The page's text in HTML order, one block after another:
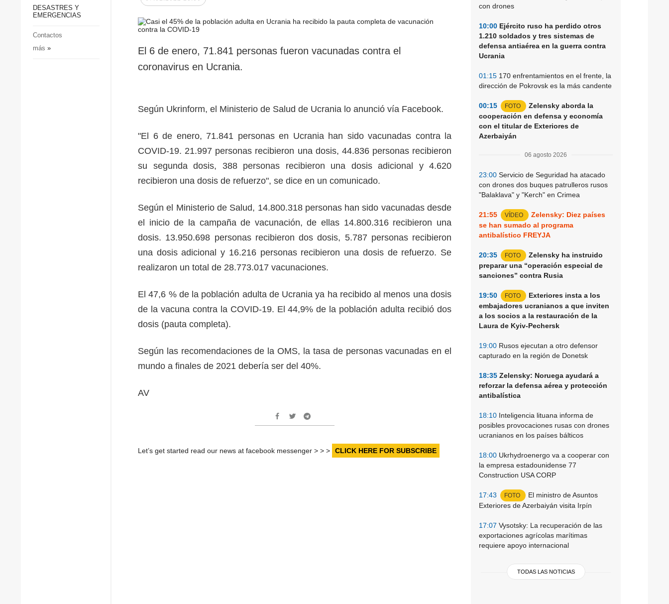
Sociedad y Cultura
Desastres y emergencias
DESASTRES Y
EMERGENCIAS
Contactos
más »
con drones
10:00 Ejército ruso ha perdido otros
1.210 soldados y tres sistemas de
defensa antiaérea en la guerra contra
Ucrania
01:15 170 enfrentamientos en el frente, la
dirección de Pokrovsk es la más candente
00:15 FOTO
Zelensky aborda la
cooperación en defensa y economía
con el titular de Exteriores de
Azerbaiyán
06 agosto 2026
23:00 Servicio de Seguridad ha atacado
con drones dos buques patrulleros rusos
"Balaklava" y "Kerch" en Crimea
21:55 VÍDEO
Zelensky: Diez países
se han sumado al programa
antibalístico FREYJA
20:35 FOTO
Zelensky ha instruido
preparar una “operación especial de
sanciones” contra Rusia
19:50 FOTO
Exteriores insta a los
embajadores ucranianos a que inviten
a los socios a la restauración de la
Laura de Kyiv-Pechersk
19:00 Rusos ejecutan a otro defensor
capturado en la región de Donetsk
18:35 Zelensky: Noruega ayudará a
reforzar la defensa aérea y protección
antibalística
18:10 Inteligencia lituana informa de
posibles provocaciones rusas con drones
ucranianos en los países bálticos
18:00 Ukrhydroenergo va a cooperar con
la empresa estadounidense 77
Construction USA CORP
17:43 FOTO
El ministro de Asuntos
Exteriores de Azerbaiyán visita Irpín
17:07 Vysotsky: La recuperación de las
exportaciones agrícolas marítimas
requiere apoyo internacional
TODAS LAS NOTICIAS
El 6 de enero, 71.841 personas fueron vacunadas contra el
coronavirus en Ucrania.
Según Ukrinform, el Ministerio de Salud de Ucrania lo anunció vía Facebook.
"El 6 de enero, 71.841 personas en Ucrania han sido vacunadas contra la
COVID-19. 21.997 personas recibieron una dosis, 44.836 personas recibieron
su segunda dosis, 388 personas recibieron una dosis adicional y 4.620
recibieron una dosis de refuerzo", se dice en un comunicado.
Según el Ministerio de Salud, 14.800.318 personas han sido vacunadas desde
el inicio de la campaña de vacunación, de ellas 14.800.316 recibieron una
dosis. 13.950.698 personas recibieron dos dosis, 5.787 personas recibieron
una dosis adicional y 16.216 personas recibieron una dosis de refuerzo. Se
realizaron un total de 28.773.017 vacunaciones.
El 47,6 % de la población adulta de Ucrania ya ha recibido al menos una dosis
de la vacuna contra la COVID-19. El 44,9% de la población adulta recibió dos
dosis (pauta completa).
Según las recomendaciones de la OMS, la tasa de personas vacunadas en el
mundo a finales de 2021 debería ser del 40%.
AV
Let’s get started read our news at facebook messenger > > > CLICK HERE FOR SUBSCRIBE